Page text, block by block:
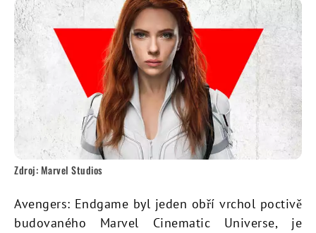
Zdroj: Marvel Studios
Avengers: Endgame byl jeden obří vrchol poctivě
budovaného Marvel Cinematic Universe, je